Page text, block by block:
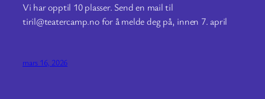
Vi har opptil 10 plasser. Send en mail til
tiril@teatercamp.no for å melde deg på, innen 7. april
mars 16, 2026